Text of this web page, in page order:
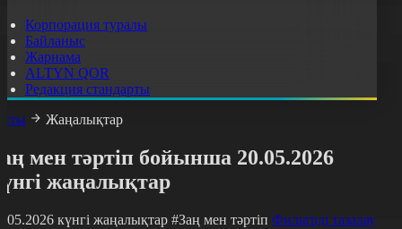
Корпорация туралы
Байланыс
Жарнама
ALTYN QOR
Редакция стандарты
Жаңалықтар
мен тәртіп бойынша 20.05.2026
жаңалықтар
күнгі жаңалықтар #Заң мен тәртіп Фильтрді тазалау